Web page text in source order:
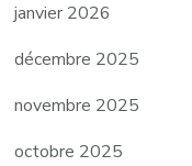
janvier 2026
décembre 2025
novembre 2025
octobre 2025